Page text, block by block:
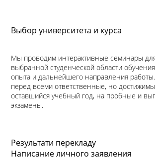
Выбор университета и курса
Мы проводим интерактивные семинары
выбранной студенческой области
опыта и дальнейшего направления
перед всеми ответственные, но
оставшийся учебный год, на пробные и
экзамены.
Результати перекладу
Написание личного заявления